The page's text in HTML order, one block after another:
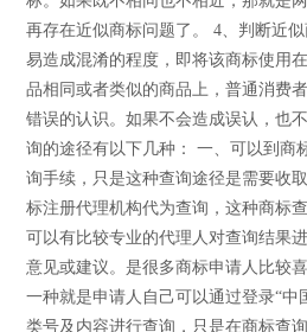
再存在近似商标问题了。 4、判断近
易造成混淆的程度，即将该商标使用
品相同或者类似的商品上，普通消费
错误的认识。如果不会造成误认，也
询的途径有以下几种： 一、可以到商
询手续，只是这种查询途径是需要收
标注册代理机构代为查询，这种商标
可以有比较专业的代理人对查询结果
意见或建议。是很多商标申请人比较
一种就是申请人自己可以通过登录“中
类号及内容进行查询，只是在商标查